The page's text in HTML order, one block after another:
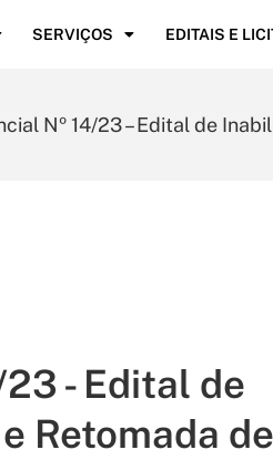
SERVIÇOS EDITAIS E
Nº 14/23 – Edital de
- Edital de
Retomada